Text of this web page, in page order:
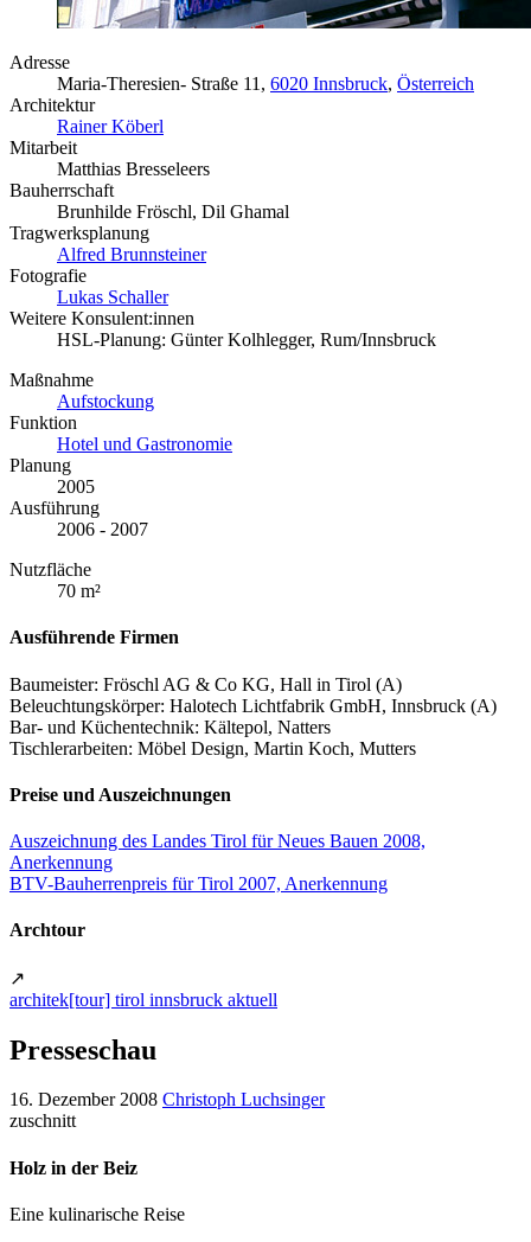
Adresse
Maria-Theresien- Straße 11, 6020 Innsbruck, Österreich
Architektur
Rainer Köberl
Mitarbeit
Matthias Bresseleers
Bauherrschaft
Brunhilde Fröschl, Dil Ghamal
Tragwerksplanung
Alfred Brunnsteiner
Fotografie
Lukas Schaller
Weitere Konsulent:innen
HSL-Planung: Günter Kolhlegger, Rum/Innsbruck
Maßnahme
Aufstockung
Funktion
Hotel und Gastronomie
Planung
2005
Ausführung
2006 - 2007
Nutzfläche
70 m²
Ausführende Firmen
Baumeister: Fröschl AG & Co KG, Hall in Tirol (A)
Beleuchtungskörper: Halotech Lichtfabrik GmbH, Innsbruck (A)
Bar- und Küchentechnik: Kältepol, Natters
Tischlerarbeiten: Möbel Design, Martin Koch, Mutters
Preise und Auszeichnungen
Auszeichnung des Landes Tirol für Neues Bauen 2008,
Anerkennung
BTV-Bauherrenpreis für Tirol 2007, Anerkennung
Archtour
↗
architek[tour] tirol innsbruck aktuell
Presseschau
16. Dezember 2008 Christoph Luchsinger
zuschnitt
Holz in der Beiz
Eine kulinarische Reise